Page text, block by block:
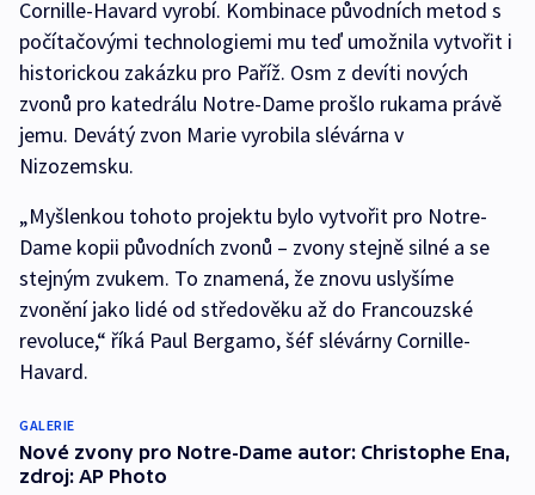
Cornille-Havard vyrobí. Kombinace původních metod s
počítačovými technologiemi mu teď umožnila vytvořit i
historickou zakázku pro Paříž. Osm z devíti nových
zvonů pro katedrálu Notre-Dame prošlo rukama právě
jemu. Devátý zvon Marie vyrobila slévárna v
Nizozemsku.
„Myšlenkou tohoto projektu bylo vytvořit pro Notre-
Dame kopii původních zvonů – zvony stejně silné a se
stejným zvukem. To znamená, že znovu uslyšíme
zvonění jako lidé od středověku až do Francouzské
revoluce,“ říká Paul Bergamo, šéf slévárny Cornille-
Havard.
GALERIE
Nové zvony pro Notre-Dame autor: Christophe Ena,
zdroj: AP Photo